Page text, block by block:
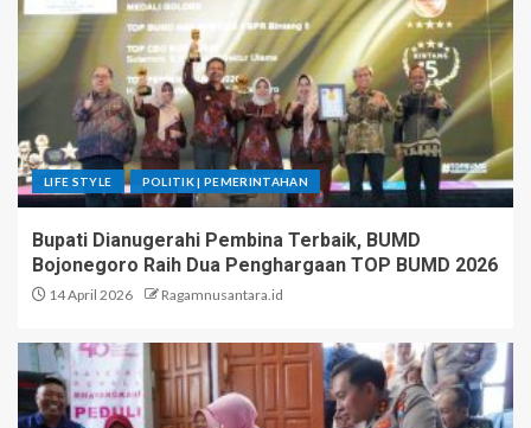
LIFE STYLE POLITIK | PEMERINTAHAN
Bupati Dianugerahi Pembina Terbaik, BUMD
Bojonegoro Raih Dua Penghargaan TOP BUMD 2026
14 April 2026 Ragamnusantara.id